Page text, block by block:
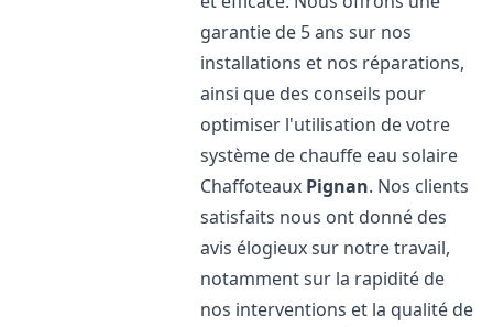
garantie de 5 ans sur nos
installations et nos réparations,
ainsi que des conseils pour
optimiser l'utilisation de votre
système de chauffe eau solaire
Chaffoteaux Pignan. Nos clients
satisfaits nous ont donné des
avis élogieux sur notre travail,
notamment sur la rapidité de
nos interventions et la qualité de